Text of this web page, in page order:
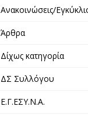
Ανακοινώσεις/
Άρθρα
Δίχως κατηγορία
ΔΣ Συλλόγου
Ε.Γ.ΕΣΥ.Ν.Α.